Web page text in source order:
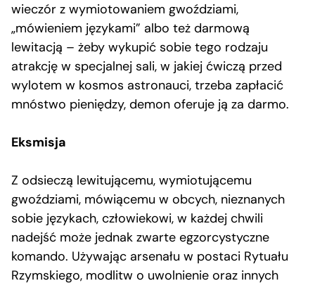
wieczór z wymiotowaniem gwoździami,
„mówieniem językami” albo też darmową
lewitacją – żeby wykupić sobie tego rodzaju
atrakcję w specjalnej sali, w jakiej ćwiczą przed
wylotem w kosmos astronauci, trzeba zapłacić
mnóstwo pieniędzy, demon oferuje ją za darmo.
Eksmisja
Z odsieczą lewitującemu, wymiotującemu
gwoździami, mówiącemu w obcych, nieznanych
sobie językach, człowiekowi, w każdej chwili
nadejść może jednak zwarte egzorcystyczne
komando. Używając arsenału w postaci Rytuału
Rzymskiego, modlitw o uwolnienie oraz innych